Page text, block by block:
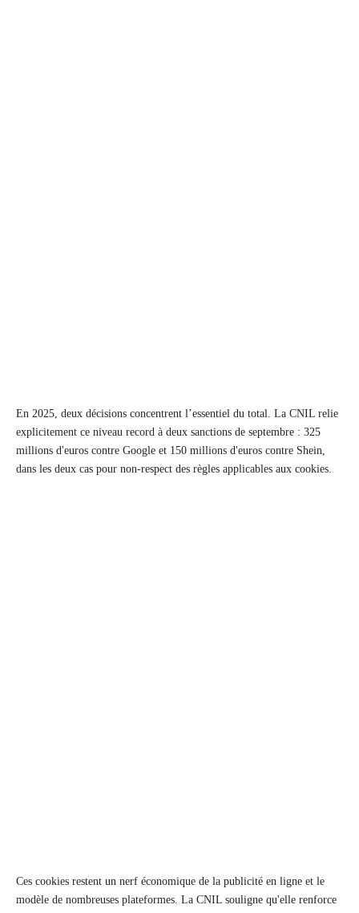
En 2025, deux décisions concentrent l’essentiel du total. La CNIL relie
explicitement ce niveau record à deux sanctions de septembre : 325
millions d'euros contre Google et 150 millions d'euros contre Shein,
dans les deux cas pour non-respect des règles applicables aux cookies.
Ces cookies restent un nerf économique de la publicité en ligne et le
modèle de nombreuses plateformes. La CNIL souligne qu'elle renforce